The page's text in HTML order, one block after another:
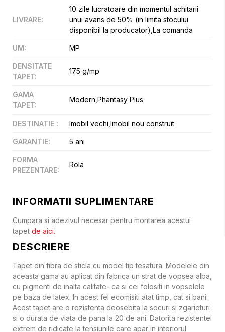
DESCRIERE
Tapet din fibra de sticla cu model tip tesatura. Modelele din
aceasta gama au aplicat din fabrica un strat de vopsea alba,
cu pigmenti de inalta calitate- ca si cei folositi in vopselele
pe baza de latex. In acest fel ecomisiti atat timp, cat si bani.
Acest tapet are o rezistenta deosebita la socuri si zgarieturi
si o durata de viata de pana la 20 de ani. Datorita rezistentei
extrem de ridicate la tensiunile care apar in interiorul
LIVRARE:
10 zile lucratoare din momentul achitarii
unui avans de 50% (in limita stocului
disponibil la producator),La comanda
UM: MP
DENSITATE
TAPET:
175 g/mp
GAMA
TAPET:
Modern,Phantasy Plus
DESTINATIE : Imobil vechi,Imobil nou construit
GARANTIE: 5 ani
FORMA
PREZENTARE:
Rola
INFORMATII SUPLIMENTARE
Cumpara si adezivul necesar pentru montarea acestui
tapet de aici.